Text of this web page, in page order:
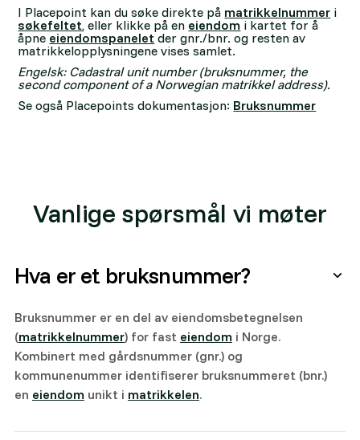
I Placepoint kan du søke direkte på matrikkelnummer i
søkefeltet, eller klikke på en eiendom i kartet for å
åpne eiendomspanelet der gnr./bnr. og resten av
matrikkelopplysningene vises samlet.
Engelsk: Cadastral unit number (bruksnummer, the
second component of a Norwegian matrikkel address).
Se også Placepoints dokumentasjon: Bruksnummer
Vanlige spørsmål vi møter
Hva er et bruksnummer?
Bruksnummer er en del av eiendomsbetegnelsen
(matrikkelnummer) for fast eiendom i Norge.
Kombinert med gårdsnummer (gnr.) og
kommunenummer identifiserer bruksnummeret (bnr.)
en eiendom unikt i matrikkelen.